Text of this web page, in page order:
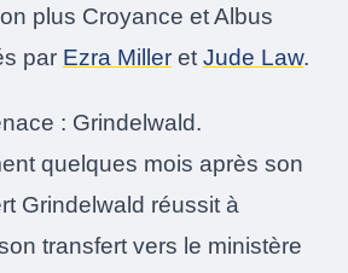
plus Croyance et Albus
par Ezra Miller et Jude Law.
: Grindelwald.
quelques mois après son
Grindelwald réussit à
transfert vers le ministère